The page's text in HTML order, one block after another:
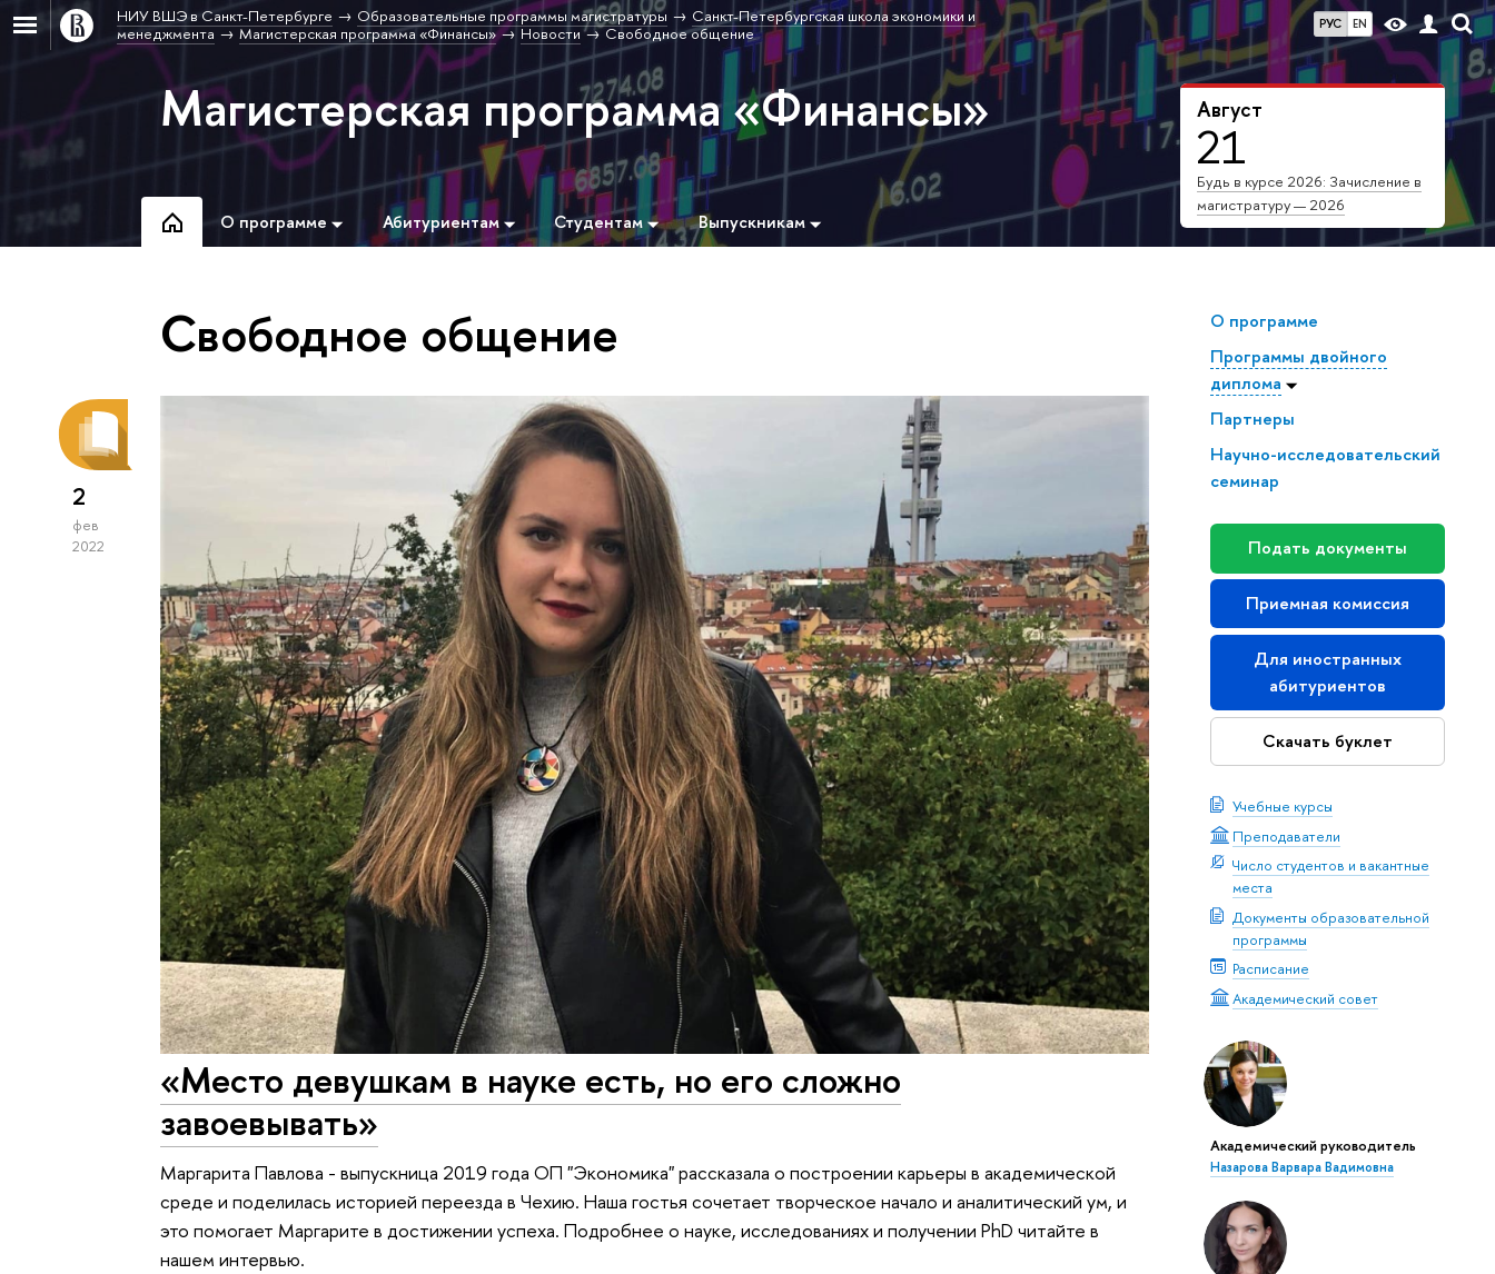
РУС EN
НИУ ВШЭ в Санкт-Петербурге Образовательные программы магистратуры
Санкт-Петербургская школа экономики и
менеджмента
Магистерская программа «Финансы» Новости Свободное общение
Август
21
Будь в курсе 2026: Зачисление в
магистратуру — 2026
Магистерская программа «Финансы»
О программе Абитуриентам Студентам Выпускникам
О программе
Программы двойного
диплома
Партнеры
Научно-исследовательский
семинар
Подать документы
Приемная комиссия
Для иностранных
абитуриентов
Скачать буклет
Учебные курсы
Преподаватели
Число студентов и вакантные
места
Документы образовательной
программы
Расписание
Академический совет
Академический руководитель
Назарова Варвара Вадимовна
Свободное общение
2
фев
2022
«Место девушкам в науке есть, но его сложно
завоевывать»
Маргарита Павлова - выпускница 2019 года ОП "Экономика" рассказала о построении карьеры в академической
среде и поделилась историей переезда в Чехию. Наша гостья сочетает творческое начало и аналитический ум, и
это помогает Маргарите в достижении успеха. Подробнее о науке, исследованиях и получении PhD читайте в
нашем интервью.